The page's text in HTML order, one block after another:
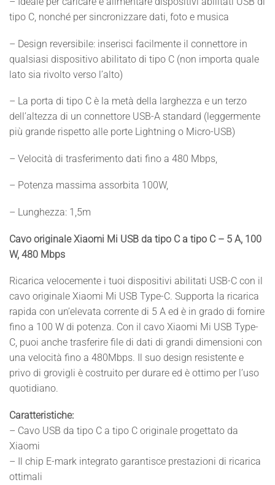
tipo C, nonché per sincronizzare dati, foto e musica
– Design reversibile: inserisci facilmente il connettore in
qualsiasi dispositivo abilitato di tipo C (non importa quale
lato sia rivolto verso l’alto)
– La porta di tipo C è la metà della larghezza e un terzo
dell’altezza di un connettore USB-A standard (leggermente
più grande rispetto alle porte Lightning o Micro-USB)
– Velocità di trasferimento dati fino a 480 Mbps,
– Potenza massima assorbita 100W,
– Lunghezza: 1,5m
Cavo originale Xiaomi Mi USB da tipo C a tipo C – 5 A, 100
W, 480 Mbps
Ricarica velocemente i tuoi dispositivi abilitati USB-C con il
cavo originale Xiaomi Mi USB Type-C. Supporta la ricarica
rapida con un’elevata corrente di 5 A ed è in grado di fornire
fino a 100 W di potenza. Con il cavo Xiaomi Mi USB Type-
C, puoi anche trasferire file di dati di grandi dimensioni con
una velocità fino a 480Mbps. Il suo design resistente e
privo di grovigli è costruito per durare ed è ottimo per l’uso
quotidiano.
Caratteristiche:
– Cavo USB da tipo C a tipo C originale progettato da
Xiaomi
– Il chip E-mark integrato garantisce prestazioni di ricarica
ottimali